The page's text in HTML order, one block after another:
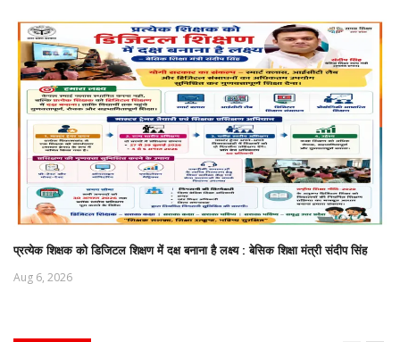
प्रत्येक शिक्षक को डिजिटल शिक्षण में दक्ष बनाना है लक्ष्य : बेसिक शिक्षा मंत्री संदीप सिंह
Aug 6, 2026